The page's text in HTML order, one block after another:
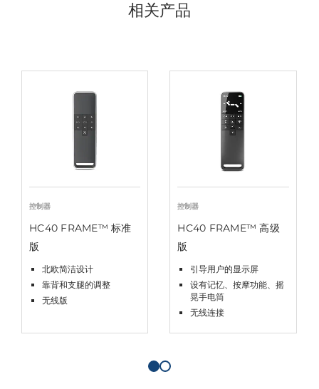
相关产品
控制器
HC40 FRAME™ 标准
版
北欧简洁设计
靠背和支腿的调整
无线版
控制器
HC40 FRAME™ 高级
版
引导用户的显示屏
设有记忆、按摩功能、摇
晃手电筒
无线连接